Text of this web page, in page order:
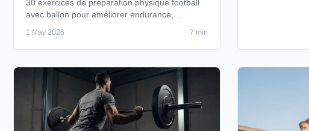
30 exercices de préparation physique football
avec ballon pour améliorer endurance,
1 May 2026 7 min